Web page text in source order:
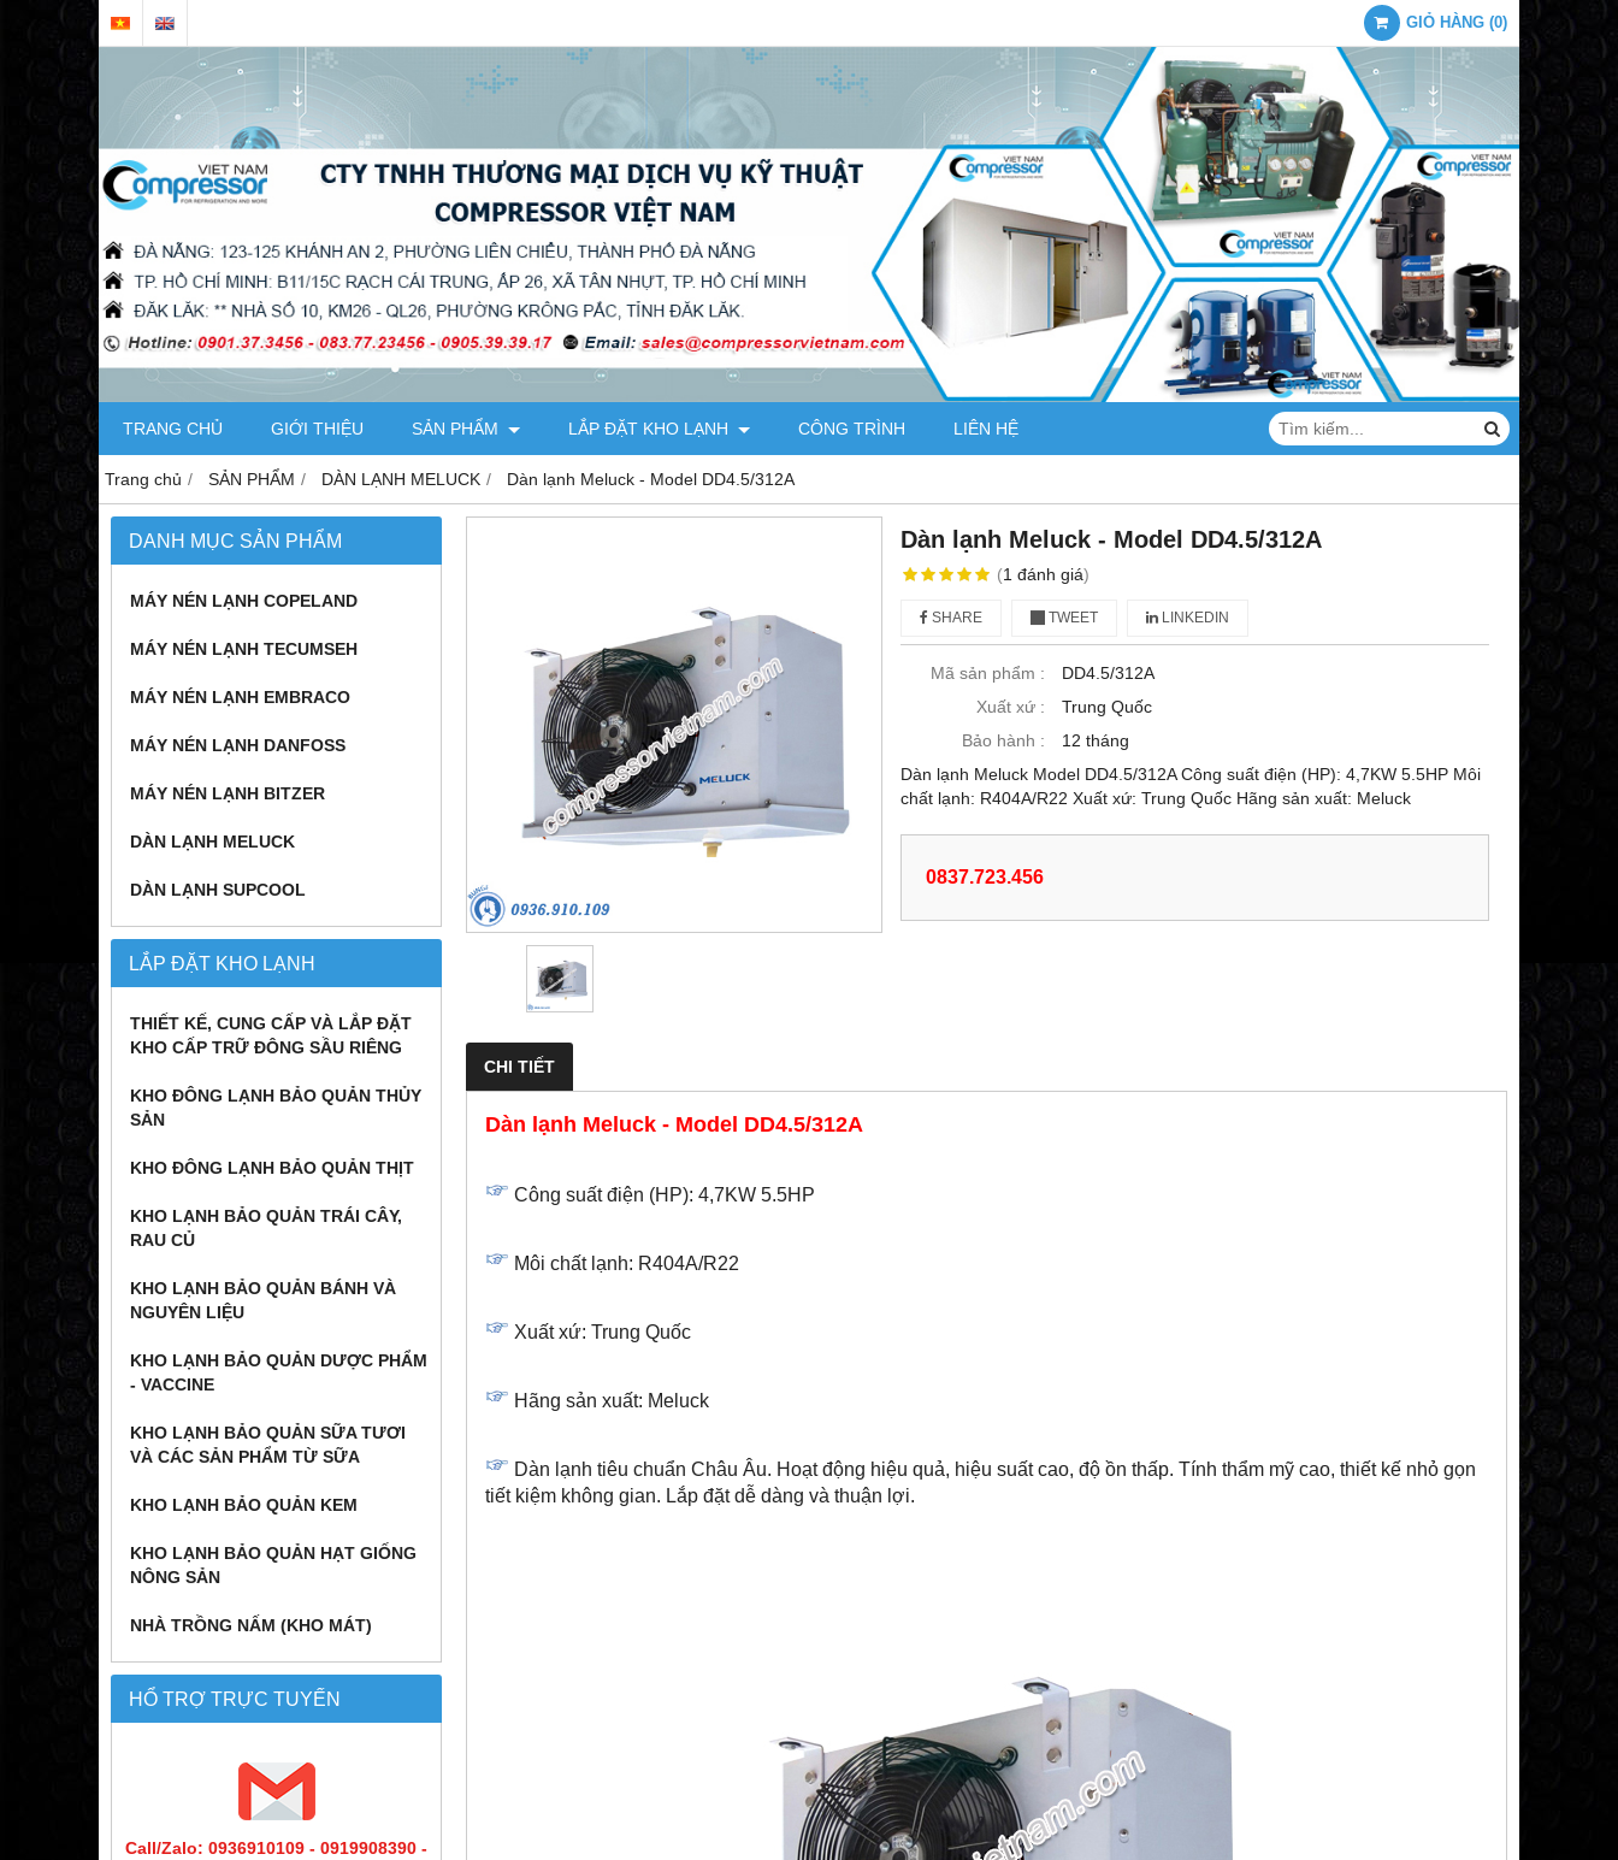
GIỎ HÀNG (0)
TRANG CHỦ GIỚI THIỆU SẢN PHẨM LẮP ĐẶT KHO LẠNH CÔNG TRÌNH LIÊN HỆ
Trang chủ SẢN PHẨM DÀN LẠNH MELUCK Dàn lạnh Meluck - Model DD4.5/312A
DANH MỤC SẢN PHẨM
MÁY NÉN LẠNH COPELAND
MÁY NÉN LẠNH TECUMSEH
MÁY NÉN LẠNH EMBRACO
MÁY NÉN LẠNH DANFOSS
MÁY NÉN LẠNH BITZER
DÀN LẠNH MELUCK
DÀN LẠNH SUPCOOL
LẮP ĐẶT KHO LẠNH
THIẾT KẾ, CUNG CẤP VÀ LẮP ĐẶT
KHO CẤP TRỮ ĐÔNG SẦU RIÊNG
KHO ĐÔNG LẠNH BẢO QUẢN THỦY
SẢN
KHO ĐÔNG LẠNH BẢO QUẢN THỊT
KHO LẠNH BẢO QUẢN TRÁI CÂY,
RAU CỦ
KHO LẠNH BẢO QUẢN BÁNH VÀ
NGUYÊN LIỆU
KHO LẠNH BẢO QUẢN DƯỢC PHẨM
- VACCINE
KHO LẠNH BẢO QUẢN SỮA TƯƠI
VÀ CÁC SẢN PHẨM TỪ SỮA
KHO LẠNH BẢO QUẢN KEM
KHO LẠNH BẢO QUẢN HẠT GIỐNG
NÔNG SẢN
NHÀ TRỒNG NẤM (KHO MÁT)
HỔ TRỢ TRỰC TUYẾN
Call/Zalo: 0936910109 - 0919908390 -
Dàn lạnh Meluck - Model DD4.5/312A
(1 đánh giá)
SHARE TWEET LINKEDIN
Mã sản phẩm :
DD4.5/312A
Xuất xứ :
Trung Quốc
Bảo hành :
12 tháng
Dàn lạnh Meluck Model DD4.5/312A Công suất điện (HP): 4,7KW 5.5HP Môi
chất lạnh: R404A/R22 Xuất xứ: Trung Quốc Hãng sản xuất: Meluck
0837.723.456
CHI TIẾT
Dàn lạnh Meluck - Model DD4.5/312A
Công suất điện (HP): 4,7KW 5.5HP
Môi chất lạnh: R404A/R22
Xuất xứ: Trung Quốc
Hãng sản xuất: Meluck
Dàn lạnh tiêu chuẩn Châu Âu. Hoạt động hiệu quả, hiệu suất cao, độ ồn thấp. Tính thẩm mỹ cao, thiết kế nhỏ gọn
tiết kiệm không gian. Lắp đặt dễ dàng và thuận lợi.